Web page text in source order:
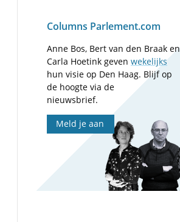
Columns Parlement.com
Anne Bos, Bert van den Braak en
Carla Hoetink gevenwekelijks
hun visie op Den Haag. Blijf op
de hoogte via de
nieuwsbrief.
Meld je aan